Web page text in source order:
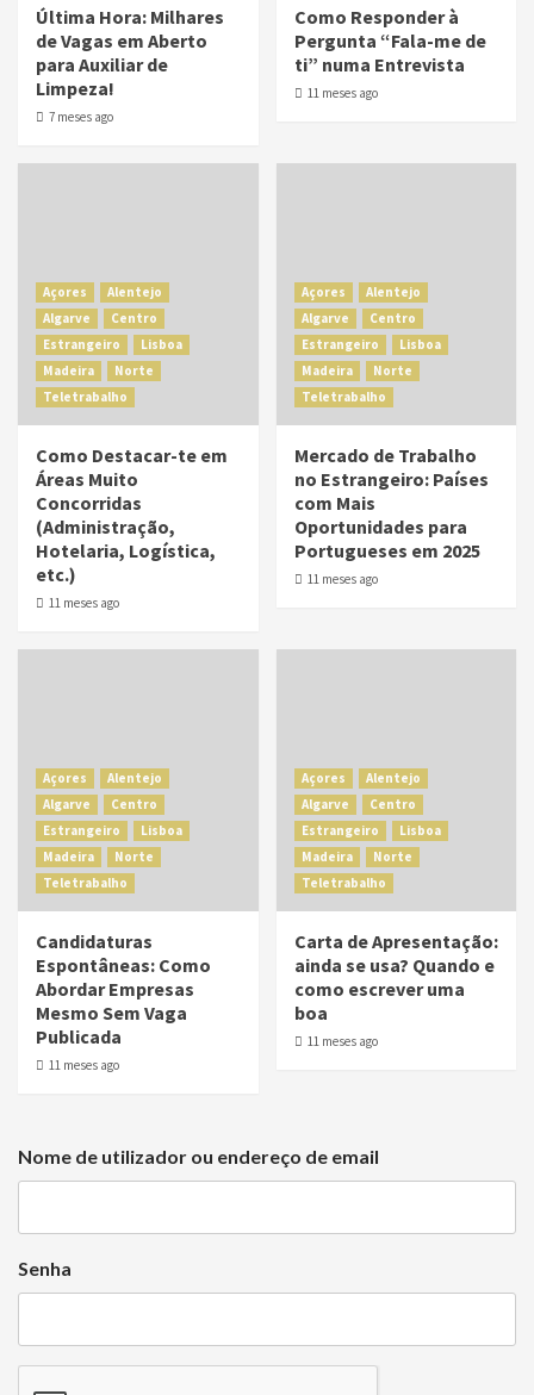
Última Hora: Milhares
de Vagas em Aberto
para Auxiliar de
Limpeza!
7 meses ago
Como Responder à
Pergunta “Fala-me de
ti” numa Entrevista
11 meses ago
Açores
Alentejo
Algarve
Centro
Estrangeiro
Lisboa
Madeira
Norte
Teletrabalho
Como Destacar-te em
Áreas Muito
Concorridas
(Administração,
Hotelaria, Logística,
etc.)
11 meses ago
Açores
Alentejo
Algarve
Centro
Estrangeiro
Lisboa
Madeira
Norte
Teletrabalho
Mercado de Trabalho
no Estrangeiro: Países
com Mais
Oportunidades para
Portugueses em 2025
11 meses ago
Açores
Alentejo
Algarve
Centro
Estrangeiro
Lisboa
Madeira
Norte
Teletrabalho
Candidaturas
Espontâneas: Como
Abordar Empresas
Mesmo Sem Vaga
Publicada
11 meses ago
Açores
Alentejo
Algarve
Centro
Estrangeiro
Lisboa
Madeira
Norte
Teletrabalho
Carta de Apresentação:
ainda se usa? Quando e
como escrever uma
boa
11 meses ago
Nome de utilizador ou endereço de email
Senha